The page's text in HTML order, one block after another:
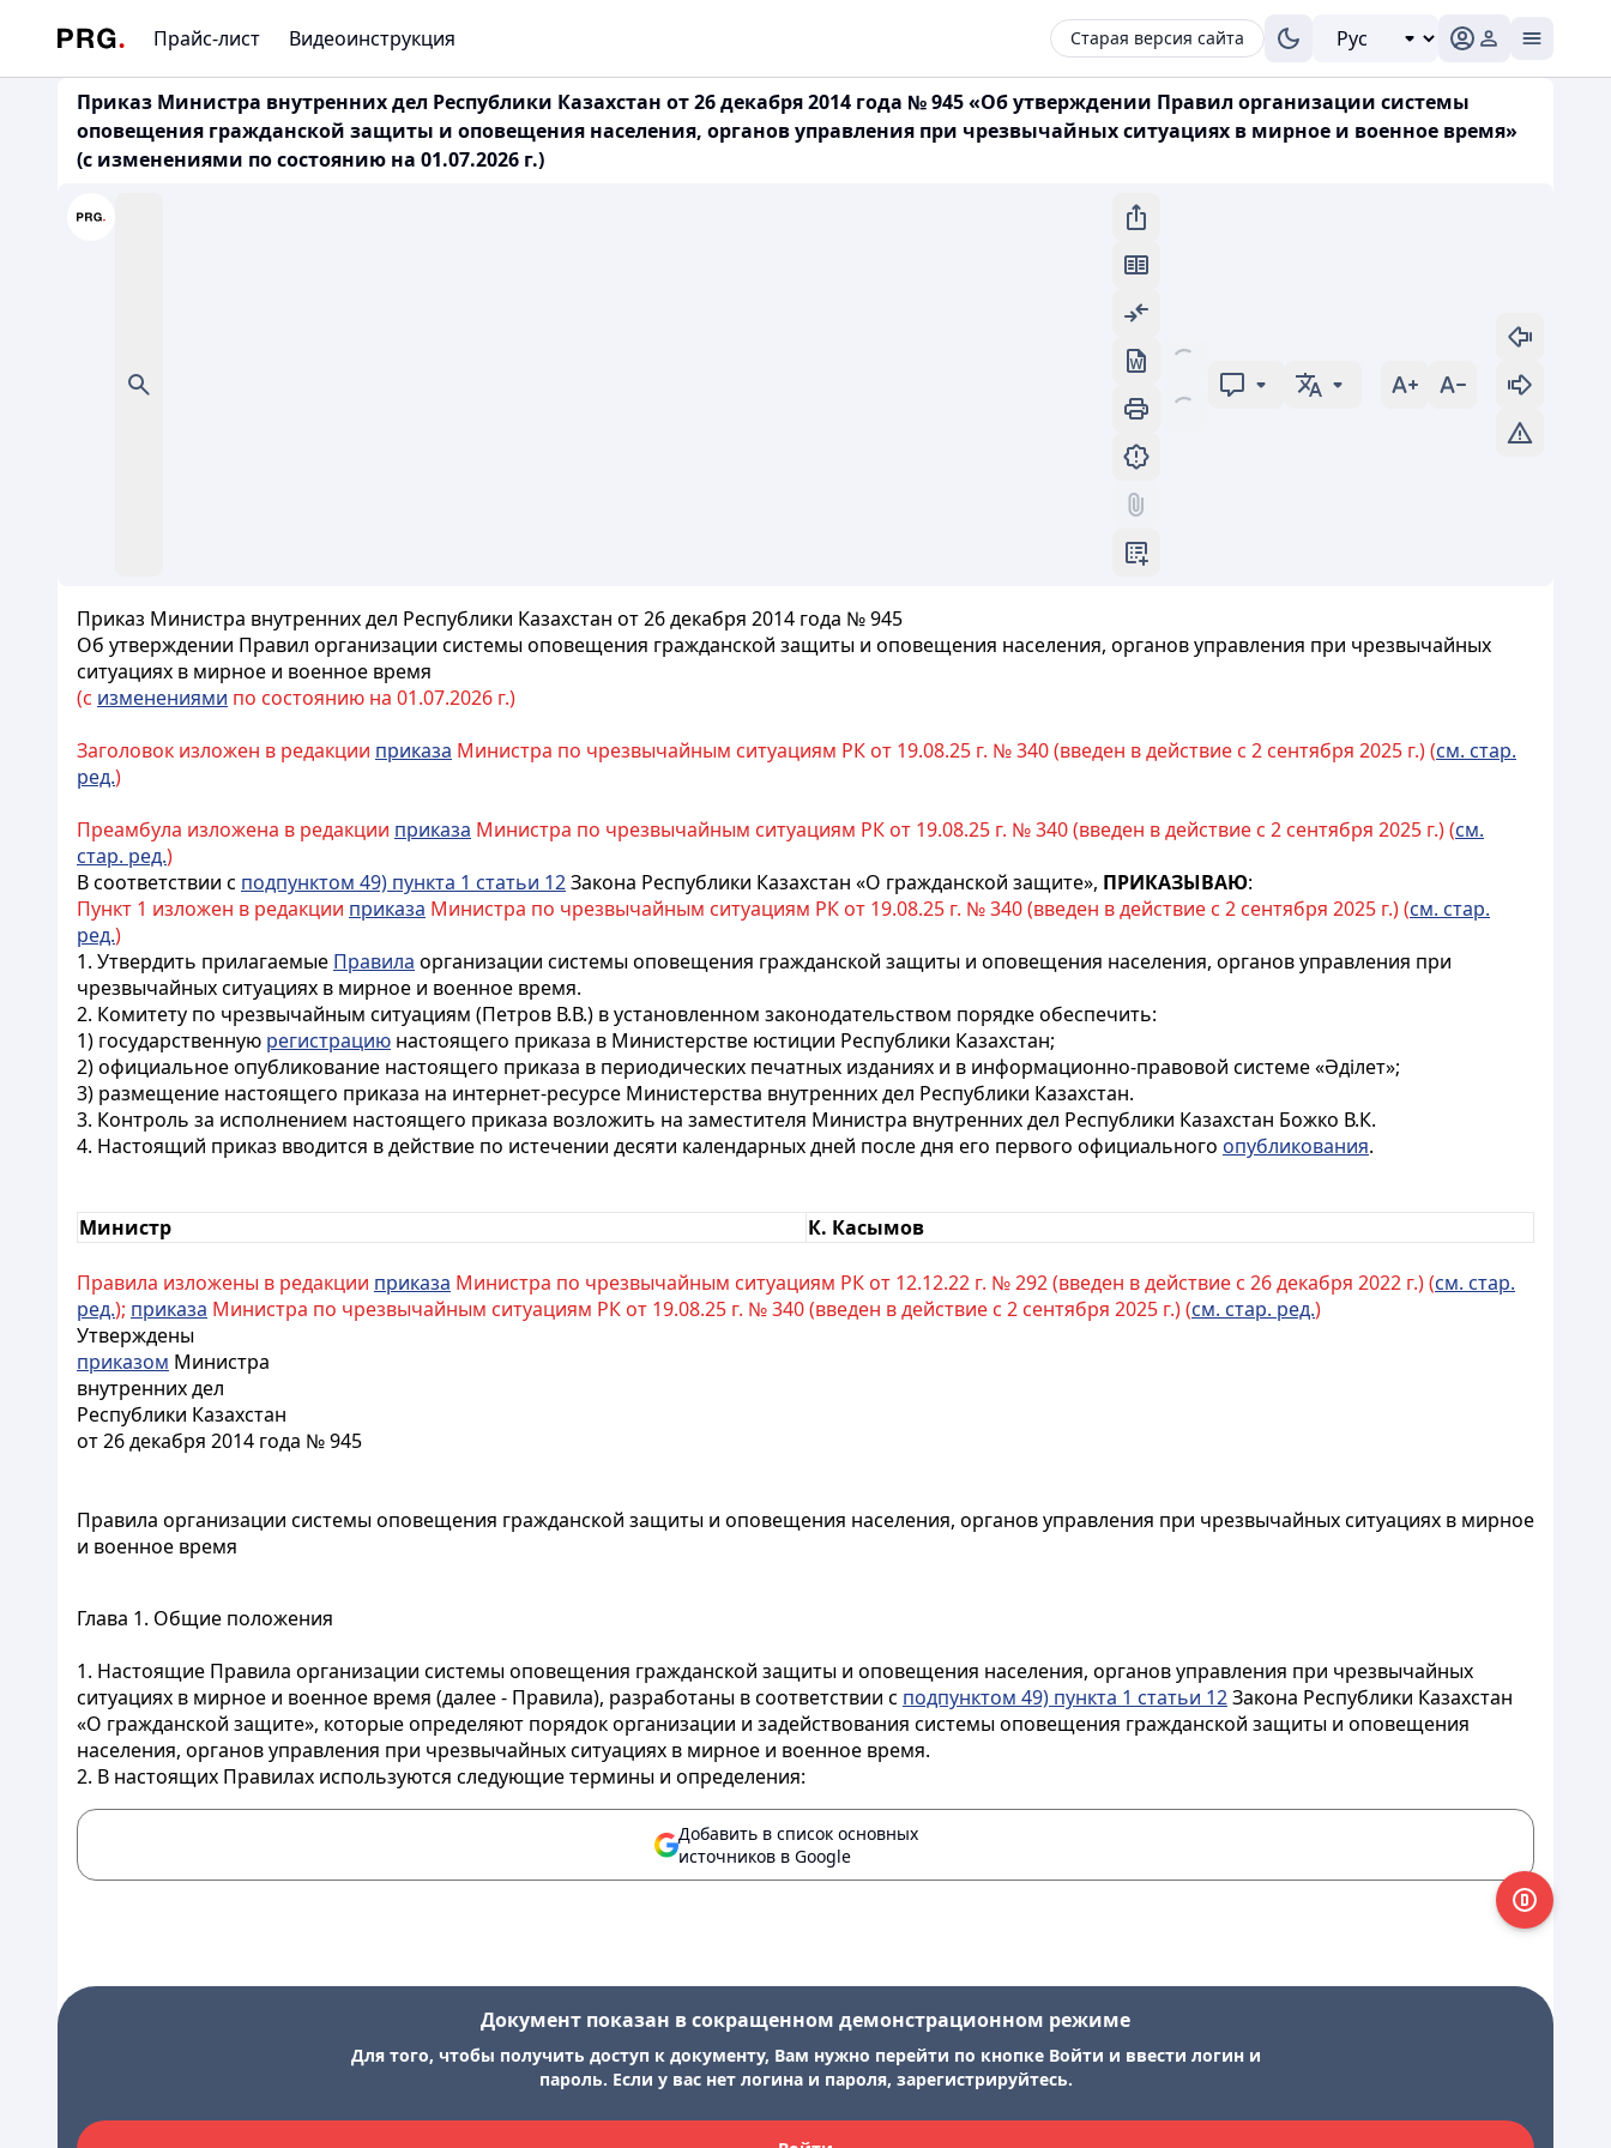
Прайс-лист Видеоинструкция Старая версия сайта
Приказ Министра внутренних дел Республики Казахстан от 26 декабря 2014 года № 945 «Об утверждении Правил организации системы
оповещения гражданской защиты и оповещения населения, органов управления при чрезвычайных ситуациях в мирное и военное время»
(с изменениями по состоянию на 01.07.2026 г.)
Приказ Министра внутренних дел Республики Казахстан от 26 декабря 2014 года № 945
Об утверждении Правил организации системы оповещения гражданской защиты и оповещения населения, органов управления при чрезвычайных
ситуациях в мирное и военное время
(с изменениями по состоянию на 01.07.2026 г.)
Заголовок изложен в редакции приказа Министра по чрезвычайным ситуациям РК от 19.08.25 г. № 340 (введен в действие с 2 сентября 2025 г.) (см. стар.
ред.)
Преамбула изложена в редакции приказа Министра по чрезвычайным ситуациям РК от 19.08.25 г. № 340 (введен в действие с 2 сентября 2025 г.) (см.
стар. ред.)
В соответствии с подпунктом 49) пункта 1 статьи 12Закона Республики Казахстан «О гражданской защите», ПРИКАЗЫВАЮ:
Пункт 1 изложен в редакции приказа Министра по чрезвычайным ситуациям РК от 19.08.25 г. № 340 (введен в действие с 2 сентября 2025 г.) (см. стар.
ред.)
1. Утвердить прилагаемые Правила организации системы оповещения гражданской защиты и оповещения населения, органов управления при
чрезвычайных ситуациях в мирное и военное время.
2. Комитету по чрезвычайным ситуациям (Петров В.В.) в установленном законодательством порядке обеспечить:
1) государственную регистрацию настоящего приказа в Министерстве юстиции Республики Казахстан;
2) официальное опубликование настоящего приказа в периодических печатных изданиях и в информационно-правовой системе «Әділет»;
3) размещение настоящего приказа на интернет-ресурсе Министерства внутренних дел Республики Казахстан.
3. Контроль за исполнением настоящего приказа возложить на заместителя Министра внутренних дел Республики Казахстан Божко В.К.
4. Настоящий приказ вводится в действие по истечении десяти календарных дней после дня его первого официального опубликования.
Министр К. Касымов
Правила изложены в редакции приказа Министра по чрезвычайным ситуациям РК от 12.12.22 г. № 292 (введен в действие с 26 декабря 2022 г.) (см. стар.
ред.); приказа Министра по чрезвычайным ситуациям РК от 19.08.25 г. № 340 (введен в действие с 2 сентября 2025 г.) (см. стар. ред.)
Утверждены
приказом Министра
внутренних дел
Республики Казахстан
от 26 декабря 2014 года № 945
Правила организации системы оповещения гражданской защиты и оповещения населения, органов управления при чрезвычайных ситуациях в мирное
и военное время
Глава 1. Общие положения
1. Настоящие Правила организации системы оповещения гражданской защиты и оповещения населения, органов управления при чрезвычайных
ситуациях в мирное и военное время (далее - Правила), разработаны в соответствии с подпунктом 49) пункта 1 статьи 12Закона Республики Казахстан
«О гражданской защите», которые определяют порядок организации и задействования системы оповещения гражданской защиты и оповещения
населения, органов управления при чрезвычайных ситуациях в мирное и военное время.
2. В настоящих Правилах используются следующие термины и определения:
Добавить в список основных
источников в Google
Документ показан в сокращенном демонстрационном режиме
Для того, чтобы получить доступ к документу, Вам нужно перейти по кнопке Войти и ввести логин и
пароль. Если у вас нет логина и пароля, зарегистрируйтесь.